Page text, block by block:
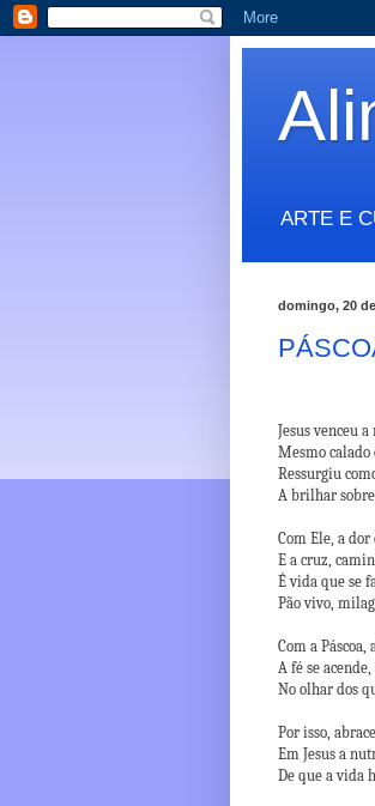
ARTE E
domingo, 20
Jesus venceu
Mesmo calado
Ressurgiu
A brilhar
Com Ele, a dor
E a cruz,
É vida que se
Pão vivo,
Com a
A fé se
No olhar dos
Por isso,
Em Jesus a
De que a vida